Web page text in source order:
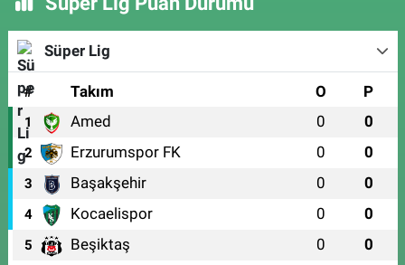
Süper Lig
# Takım O P
1 Amed 0 0
2 Erzurumspor FK 0 0
3 Başakşehir 0 0
4 Kocaelispor 0 0
5 Beşiktaş 0 0